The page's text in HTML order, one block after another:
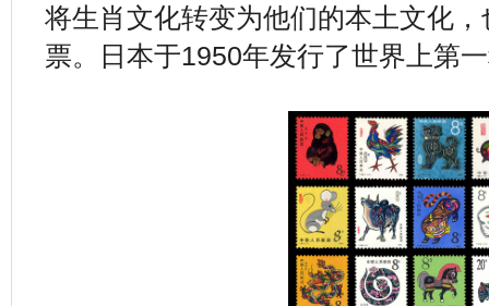
将生肖文化转变为他们的本土文化
票。日本于1950年发行了世界上第